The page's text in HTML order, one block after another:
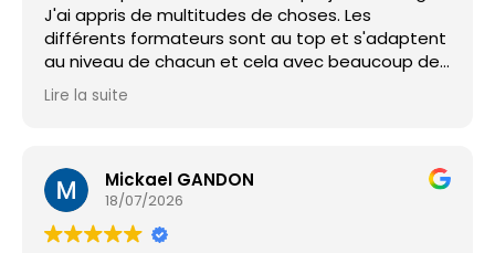
J'ai appris de multitudes de choses. Les
différents formateurs sont au top et s'adaptent
au niveau de chacun et cela avec beaucoup de
simplicité et de bienveillance. MERCI
Lire la suite
Mickael GANDON
18/07/2026